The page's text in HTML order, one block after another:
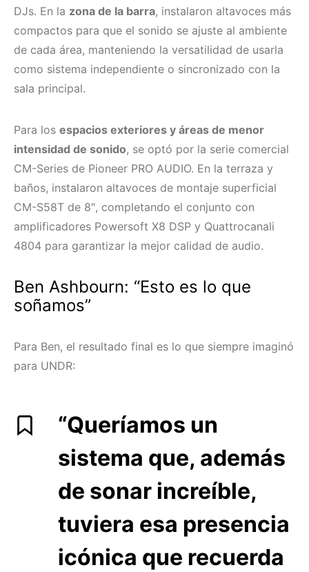
DJs. En la zona de la barra, instalaron altavoces más
compactos para que el sonido se ajuste al ambiente
de cada área, manteniendo la versatilidad de usarla
como sistema independiente o sincronizado con la
sala principal.
Para los espacios exteriores y áreas de menor
intensidad de sonido, se optó por la serie comercial
CM-Series de Pioneer PRO AUDIO. En la terraza y
baños, instalaron altavoces de montaje superficial
CM-S58T de 8″, completando el conjunto con
amplificadores Powersoft X8 DSP y Quattrocanali
4804 para garantizar la mejor calidad de audio.
Ben Ashbourn: “Esto es lo que
soñamos”
Para Ben, el resultado final es lo que siempre imaginó
para UNDR:
“Queríamos un
sistema que, además
de sonar increíble,
tuviera esa presencia
icónica que recuerda